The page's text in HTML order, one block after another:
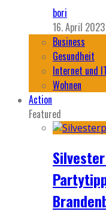
bori
16. April 2023
Business
Gesundheit
Internet und
Wohnen
Action
Featured